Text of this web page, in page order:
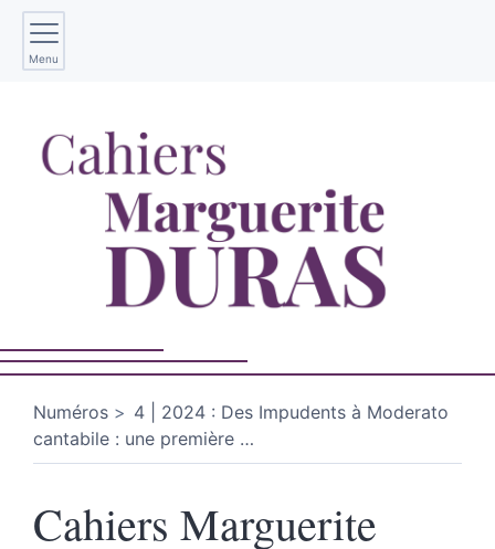
Menu
Numéros
4 | 2024 : Des Impudents à Moderato
cantabile : une première …
Cahiers Marguerite